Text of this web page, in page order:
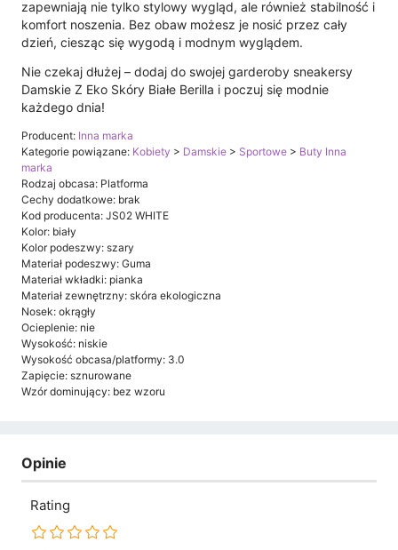
zapewniają nie tylko stylowy wygląd, ale również stabilność i
komfort noszenia. Bez obaw możesz je nosić przez cały
dzień, ciesząc się wygodą i modnym wyglądem.
Nie czekaj dłużej – dodaj do swojej garderoby sneakersy
Damskie Z Eko Skóry Białe Berilla i poczuj się modnie
każdego dnia!
Producent: Inna marka
Kategorie powiązane: Kobiety > Damskie > Sportowe > Buty Inna
marka
Rodzaj obcasa: Platforma
Cechy dodatkowe: brak
Kod producenta: JS02 WHITE
Kolor: biały
Kolor podeszwy: szary
Materiał podeszwy: Guma
Materiał wkładki: pianka
Materiał zewnętrzny: skóra ekologiczna
Nosek: okrągły
Ocieplenie: nie
Wysokość: niskie
Wysokość obcasa/platformy: 3.0
Zapięcie: sznurowane
Wzór dominujący: bez wzoru
Opinie
Rating